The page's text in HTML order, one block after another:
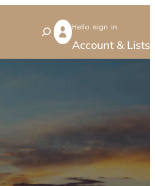
S
e
Hello sign in
Account & Lists